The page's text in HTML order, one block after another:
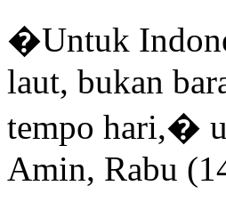
�Untuk
laut, bukan
tempo hari,�
Amin, Rabu